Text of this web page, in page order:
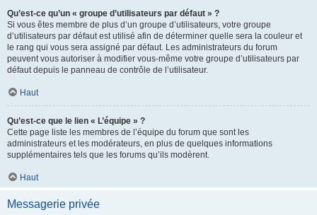
Qu’est-ce qu’un « groupe d’utilisateurs par défaut » ?
Si vous êtes membre de plus d’un groupe d’utilisateurs, votre groupe
d’utilisateurs par défaut est utilisé afin de déterminer quelle sera la couleur et
le rang qui vous sera assigné par défaut. Les administrateurs du forum
peuvent vous autoriser à modifier vous-même votre groupe d’utilisateurs par
défaut depuis le panneau de contrôle de l’utilisateur.
Haut
Qu’est-ce que le lien « L’équipe » ?
Cette page liste les membres de l’équipe du forum que sont les
administrateurs et les modérateurs, en plus de quelques informations
supplémentaires tels que les forums qu’ils modèrent.
Haut
Messagerie privée